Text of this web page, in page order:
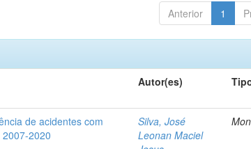
Anterior 1
Autor(es)
de acidentes com
2020
Silva, José
Leonan Maciel